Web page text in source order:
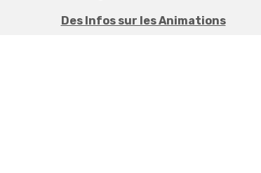
Des Infos sur les Animations